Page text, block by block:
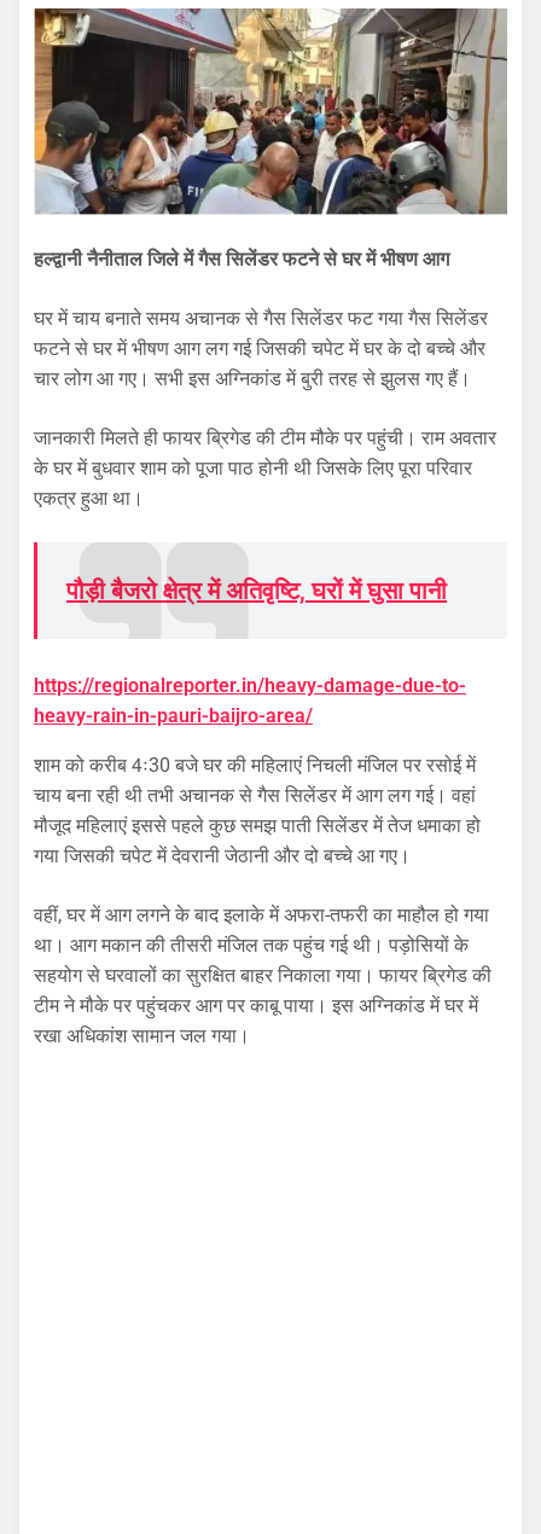
हल्द्वानी नैनीताल जिले में गैस सिलेंडर फटने से घर में भीषण आग
घर में चाय बनाते समय अचानक से गैस सिलेंडर फट गया गैस सिलेंडर
फटने से घर में भीषण आग लग गई जिसकी चपेट में घर के दो बच्चे और
चार लोग आ गए। सभी इस अग्निकांड में बुरी तरह से झुलस गए हैं।
जानकारी मिलते ही फायर ब्रिगेड की टीम मौके पर पहुंची। राम अवतार
के घर में बुधवार शाम को पूजा पाठ होनी थी जिसके लिए पूरा परिवार
एकत्र हुआ था।
पौड़ी बैजरो क्षेत्र में अतिवृष्टि, घरों में घुसा पानी
https://regionalreporter.in/heavy-damage-due-to-
heavy-rain-in-pauri-baijro-area/
शाम को करीब 4ः30 बजे घर की महिलाएं निचली मंजिल पर रसोई में
चाय बना रही थी तभी अचानक से गैस सिलेंडर में आग लग गई। वहां
मौजूद महिलाएं इससे पहले कुछ समझ पाती सिलेंडर में तेज धमाका हो
गया जिसकी चपेट में देवरानी जेठानी और दो बच्चे आ गए।
वहीं, घर में आग लगने के बाद इलाके में अफरा-तफरी का माहौल हो गया
था। आग मकान की तीसरी मंजिल तक पहुंच गई थी। पड़ोसियों के
सहयोग से घरवालों का सुरक्षित बाहर निकाला गया। फायर ब्रिगेड की
टीम ने मौके पर पहुंचकर आग पर काबू पाया। इस अग्निकांड में घर में
रखा अधिकांश सामान जल गया।